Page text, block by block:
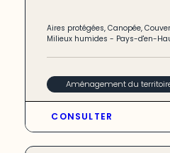
Aires protégées,Canopée,
Milieux humides - Pays-d'en-
Aménagement du
CONSULTER